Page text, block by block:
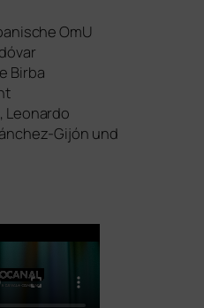
OmU
Birba
Leonardo
Gijón und